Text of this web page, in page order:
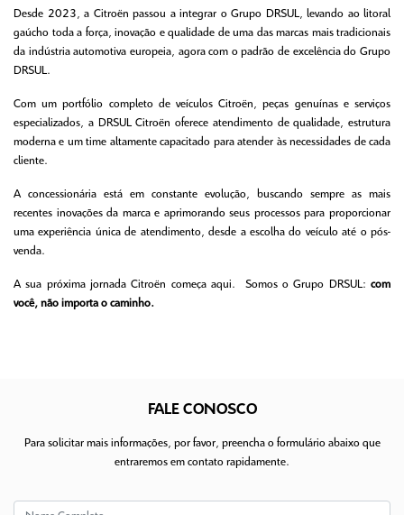
Desde 2023, a Citroën passou a integrar o Grupo DRSUL, levando ao litoral
gaúcho toda a força, inovação e qualidade de uma das marcas mais tradicionais
da indústria automotiva europeia, agora com o padrão de excelência do Grupo
DRSUL.
Com um portfólio completo de veículos Citroën, peças genuínas e serviços
especializados, a DRSUL Citroën oferece atendimento de qualidade, estrutura
moderna e um time altamente capacitado para atender às necessidades de cada
cliente.
A concessionária está em constante evolução, buscando sempre as mais
recentes inovações da marca e aprimorando seus processos para proporcionar
uma experiência única de atendimento, desde a escolha do veículo até o pós-
venda.
A sua próxima jornada Citroën começa aqui. Somos o Grupo DRSUL: com
você, não importa o caminho.
FALE CONOSCO
Para solicitar mais informações, por favor, preencha o formulário abaixo que
entraremos em contato rapidamente.